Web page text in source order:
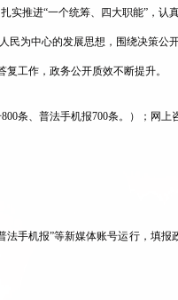
实推进“一个统筹、四大职能”， 认
民为中心的发展思想，围绕决策公
工作，政务公开质效不断提升。
条、 普法手机报700条。 ） ； 网上
法手机报”等新媒体账号运行， 填报